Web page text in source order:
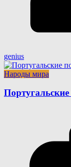
genius
Народы мира